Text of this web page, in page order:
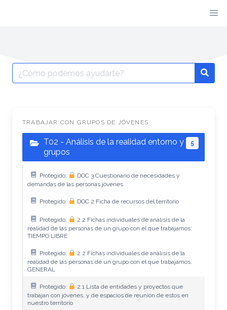
TRABAJAR CON GRUPOS DE JÓVENES
T02 - Análisis de la realidad entorno y
grupos
5
Protegido:
DOC 3 Cuestionario de necesidades y
demandas de las personas jóvenes
Protegido: DOC 2 Ficha de recursos del territorio
Protegido:
2.2 Fichas individuales de análisis de la
realidad de las personas de un grupo con el que trabajamos:
TIEMPO LIBRE
Protegido:
2.2 Fichas individuales de análisis de la
realidad de las personas de un grupo con el que trabajamos:
GENERAL
Protegido:
2.1 Lista de entidades y proyectos que
trabajan con jóvenes, y de espacios de reunión de estos en
nuestro territorio